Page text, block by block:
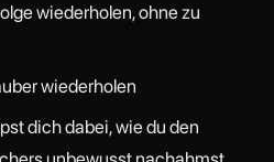
wiederholen, ohne zu
wiederholen
dich dabei, wie du den